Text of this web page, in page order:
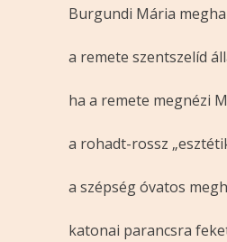
Burgundi Mária
a remete szentszelíd
ha a remete megnézi
a rohadt-rossz
a szépség óvatos
katonai parancsra